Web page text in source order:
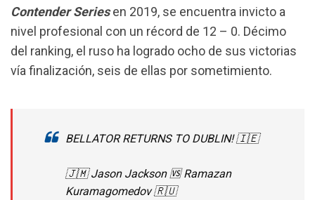
Contender Seriesen 2019, se encuentra invicto a
nivel profesional con un récord de 12 – 0. Décimo
del ranking, el ruso ha logrado ocho de sus victorias
vía finalización, seis de ellas por sometimiento.
BELLATOR RETURNS TO DUBLIN! 🇮🇪
🇯🇲 Jason Jackson 🆚 Ramazan
Kuramagomedov 🇷🇺